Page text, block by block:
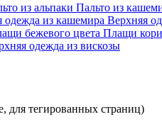
из альпаки Пальто из
одежда из кашемира Верхняя
бежевого цвета Плащи
одежда из вискозы
для тегированных страниц)